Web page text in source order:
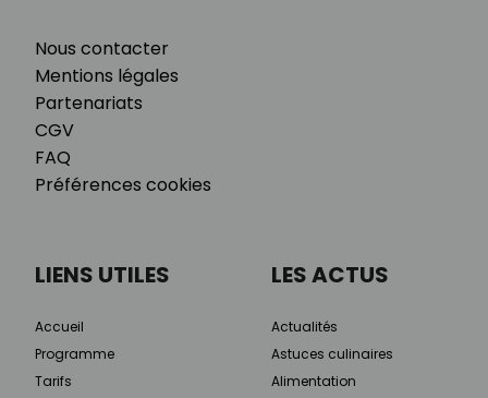
Nous contacter
Mentions légales
Partenariats
CGV
FAQ
Préférences cookies
LIENS UTILES
Accueil
Programme
Tarifs
LES ACTUS
Actualités
Astuces culinaires
Alimentation